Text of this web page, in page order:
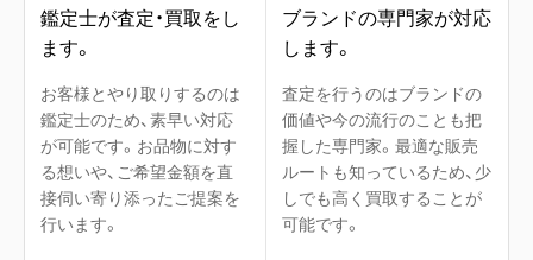
鑑定士が査定・買取をし
ます。
お客様とやり取りするのは
鑑定士のため、素早い対応
が可能です。お品物に対す
る想いや、ご希望金額を直
接伺い寄り添ったご提案を
行います。
ブランドの専門家が対応
します。
査定を行うのはブランドの
価値や今の流行のことも把
握した専門家。最適な販売
ルートも知っているため、少
しでも高く買取することが
可能です。